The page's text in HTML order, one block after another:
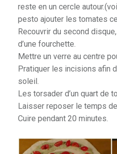
reste en un cercle
pesto ajouter les tomates
Recouvrir du second
d’une fourchette.
Mettre un verre au centre
Pratiquer les incisions afin
soleil.
Les torsader d’un quart de
Laisser reposer le temps
Cuire pendant 20 minutes.